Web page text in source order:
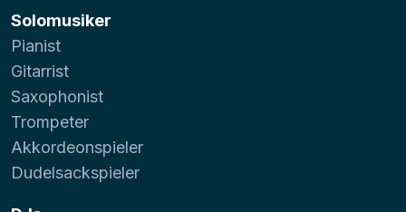
Solomusiker
Pianist
Gitarrist
Saxophonist
Trompeter
Akkordeonspieler
Dudelsackspieler